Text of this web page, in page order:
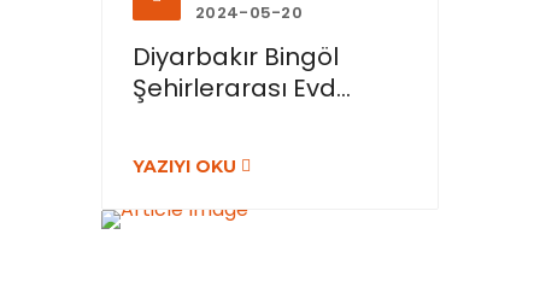
2024-05-20
Diyarbakır Bingöl
Şehirlerarası Evd...
YAZIYI OKU